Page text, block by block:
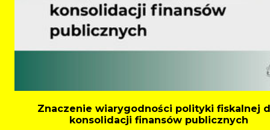
Znaczenie wiarygodności polityki fiskalnej
konsolidacji finansów publicznych